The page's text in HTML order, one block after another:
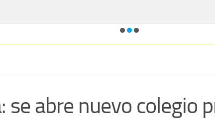
se abre nuevo colegio